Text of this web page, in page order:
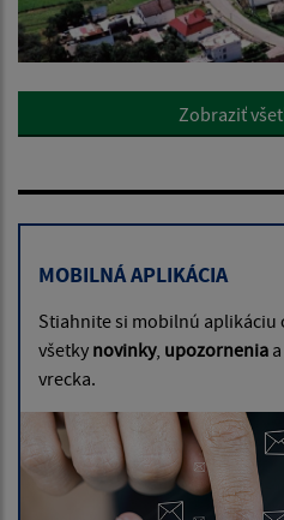
Zobraziť
MOBILNÁ APLIKÁCIA
Stiahnite si mobilnú aplikáciu
všetky novinky, upozornenia a
vrecka.